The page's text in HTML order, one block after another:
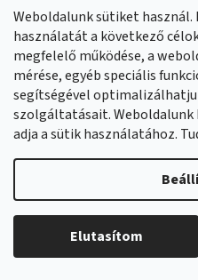
Weboldalunk sütiket használ.
használatát a következő
megfelelő működése, a
mérése, egyéb speciális
segítségével
szolgáltatásait.
adja a sütik használatához.
Elutasítom
Laveo Tores,
kádcsaptelep kézi
pontos
zuhanykészlettel, arany
Külön rendelésre